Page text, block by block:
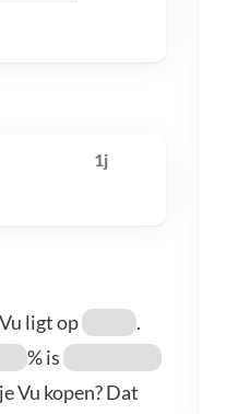
1j
ligt op
.
% is
Vu kopen? Dat